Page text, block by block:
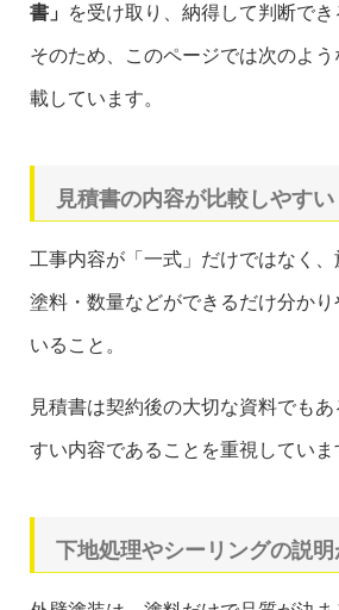
書」 を受け取り、納得して判断でき
そのため、このページでは次のよ
載しています。
見積書の内容が比較しやすい
工事内容が「一式」だけではなく、
塗料・数量などができるだけ分か
いること。
見積書は契約後の大切な資料でも
すい内容であることを重視していま
下地処理やシーリングの説